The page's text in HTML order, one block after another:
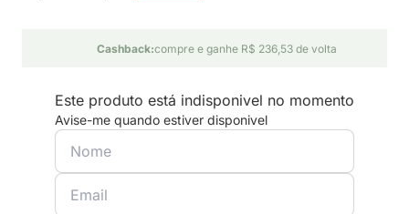
Cashback:compre e ganhe R$ 236,53 de volta
Este produto está indisponivel no momento
Avise-me quando estiver disponivel